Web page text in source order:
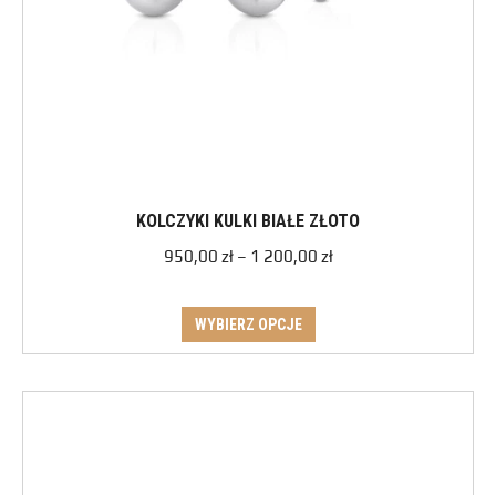
KOLCZYKI KULKI BIAŁE ZŁOTO
950,00 zł – 1 200,00 zł
WYBIERZ OPCJE